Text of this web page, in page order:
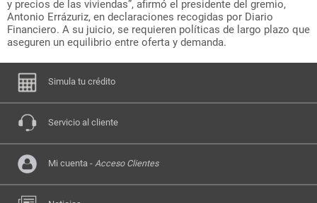
y precios de las viviendas”, afirmó el presidente del gremio,
Antonio Errázuriz, en declaraciones recogidas por Diario
Financiero. A su juicio, se requieren políticas de largo plazo que
aseguren un equilibrio entre oferta y demanda.
Simula tu crédito
Servicio al cliente
Mi cuenta - Acceso Clientes